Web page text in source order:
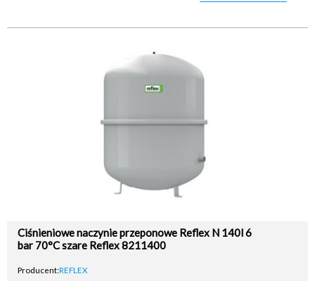
Ciśnieniowe naczynie przeponowe Reflex N 140l 6
bar 70°C szare Reflex 8211400
Producent:REFLEX